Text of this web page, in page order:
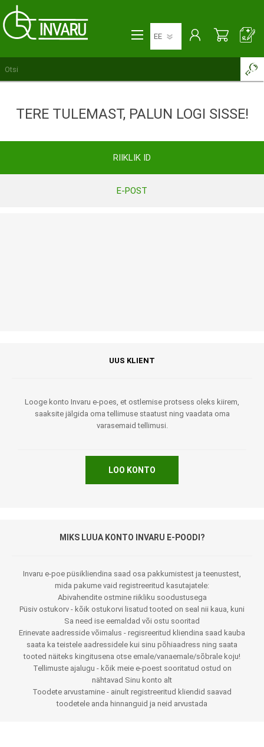
TERE TULEMAST, PALUN LOGI SISSE!
RIIKLIK ID
E-POST
UUS KLIENT
Looge konto Invaru e-poes, et ostlemise protsess oleks kiirem,
saaksite jälgida oma tellimuse staatust ning vaadata oma
varasemaid tellimusi.
LOO KONTO
MIKS LUUA KONTO INVARU E-POODI?
Invaru e-poe püsikliendina saad osa pakkumistest ja teenustest,
mida pakume vaid registreeritud kasutajatele:
Abivahendite ostmine riikliku soodustusega
Püsiv ostukorv - kõik ostukorvi lisatud tooted on seal nii kaua, kuni
Sa need ise eemaldad või ostu sooritad
Erinevate aadresside võimalus - regisreeritud kliendina saad kauba
saata ka teistele aadressidele kui sinu põhiaadress ning saata
tooted näiteks kingitusena otse emale/vanaemale/sõbrale koju!
Tellimuste ajalugu - kõik meie e-poest sooritatud ostud on
nähtavad Sinu konto alt
Toodete arvustamine - ainult registreeritud kliendid saavad
toodetele anda hinnanguid ja neid arvustada